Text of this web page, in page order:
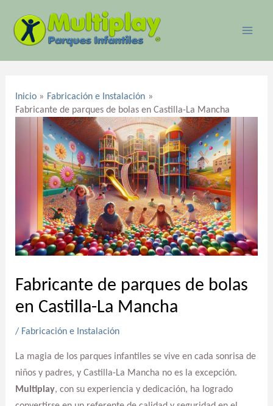
contenido
Inicio
Fabricación e Instalación
Fabricante de parques de bolas en Castilla-La Mancha
Fabricante de parques de bolas
en Castilla-La Mancha
/ Fabricación e Instalación
La magia de los parques infantiles se vive en cada sonrisa de
niños y padres, y Castilla-La Mancha no es la excepción.
Multiplay, con su experiencia y dedicación, ha logrado
entradas